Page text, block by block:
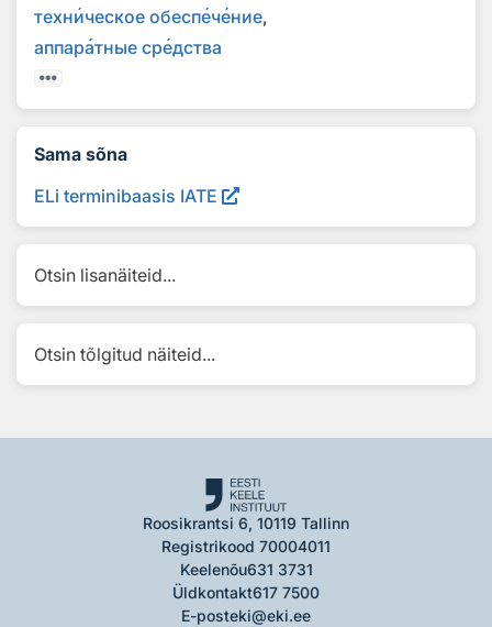
техническое обеспечение
аппаратные средства
Sama sõna
ELi terminibaasis IATE
Otsin lisanäiteid...
Otsin tõlgitud näiteid...
Roosikrantsi 6, 10119 Tallinn
Registrikood 70004011
Keelenõu631 3731
Üldkontakt617 7500
E-posteki@eki.ee